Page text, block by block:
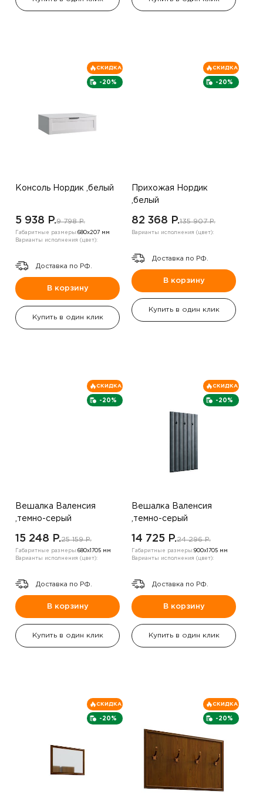
-20%
СКИДКА
Консоль Нордик ,белый
5 938 P.9 798 P.
Габаритные размеры:680х207 мм
Варианты исполнения (цвет):
Доставка по РФ.
В корзину
Купить в один клик
-20%
СКИДКА
Прихожая Нордик
,белый
82 368 P.135 907 P.
Варианты исполнения (цвет):
Доставка по РФ.
В корзину
Купить в один клик
-20%
СКИДКА
Вешалка Валенсия
,темно-серый
15 248 P.25 159 P.
Габаритные размеры:680х1705 мм
Варианты исполнения (цвет):
Доставка по РФ.
В корзину
Купить в один клик
-20%
СКИДКА
Вешалка Валенсия
,темно-серый
14 725 P.24 296 P.
Габаритные размеры:900х1705 мм
Варианты исполнения (цвет):
Доставка по РФ.
В корзину
Купить в один клик
-20%
СКИДКА
-20%
СКИДКА